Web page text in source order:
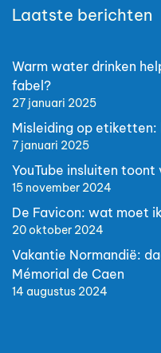
Laatste berichten
Warm water drinken
fabel?
27 januari 2025
Misleiding op etiketten:
7 januari 2025
YouTube insluiten
15 november 2024
De Favicon: wat moet
20 oktober 2024
Vakantie Normandië:
Mémorial de Caen
14 augustus 2024